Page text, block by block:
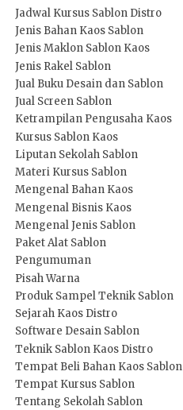
Jadwal Kursus Sablon Distro
Jenis Bahan Kaos Sablon
Jenis Maklon Sablon Kaos
Jenis Rakel Sablon
Jual Buku Desain dan Sablon
Jual Screen Sablon
Ketrampilan Pengusaha Kaos
Kursus Sablon Kaos
Liputan Sekolah Sablon
Materi Kursus Sablon
Mengenal Bahan Kaos
Mengenal Bisnis Kaos
Mengenal Jenis Sablon
Paket Alat Sablon
Pengumuman
Pisah Warna
Produk Sampel Teknik Sablon
Sejarah Kaos Distro
Software Desain Sablon
Teknik Sablon Kaos Distro
Tempat Beli Bahan Kaos Sablon
Tempat Kursus Sablon
Tentang Sekolah Sablon